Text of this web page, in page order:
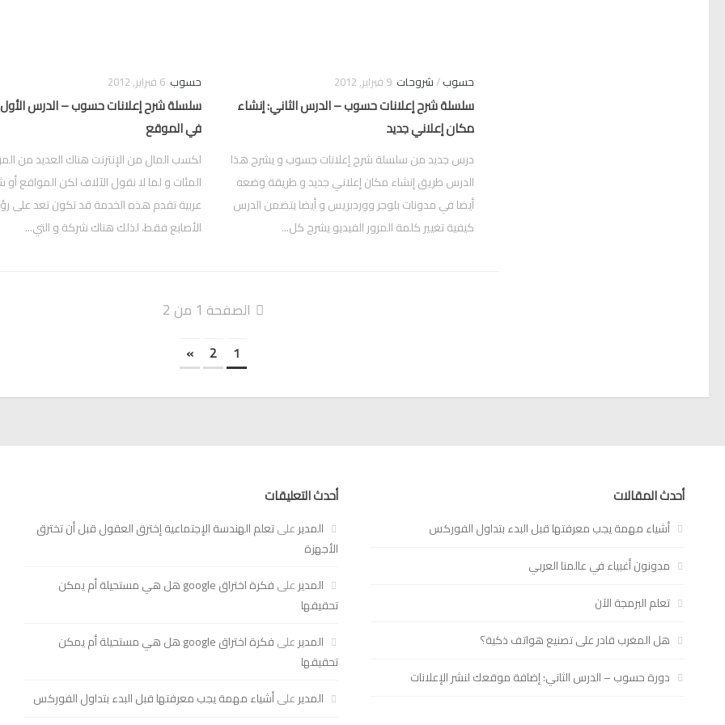
حسوب/شروحات 9 فبراير, 2012
سلسلة شرح إعلانات حسوب – الدرس الثاني: إنشاء
مكان إعلاني جديد
درس جديد من سلسلة شرح إعلانات جسوب و يشرح هذا
الدرس طريق إنشاء مكان إعلاني جديد و طريقة وضعه
أيضا في مدونات بلوجر ووردبريس و أيضا يتضمن الدرس
كيفية تغيير كلمة المرور الفيديو يشرح كل...
حسوب 6 فبراير, 2012
سلسلة شرح إعلانات حسوب – الدرس
في الموقع
لكسب المال من الإنترنت هناك العديد من
المئات و لما لا نقول الآلاف لكن المواقع
عربية تقدم هذه الخدمة قد تكون تعد على
الأصابع فقط، لذلك هناك شركة و التي...
الصفحة 1 من 2
1
2
»
أحدث المقالات
أشياء مهمة يجب معرفتها قبل البدء بتداول الفوركس
مدونون أغبياء في عالمنا العربي
تعلم البرمجة الآن
هل المغرب قادر على تصنيع هواتف ذكية؟
دورة حسوب – الدرس الثاني: إضافة موقعك لنشر الإعلانات
أحدث التعليقات
المديرعلىتعلم الهندسة الإجتماعية إخترق العقول قبل أن تخترق
الأجهزة
المديرعلى
فكرة اختراق google هل هي مستحيلة أم يمكن
تحقيقها
المديرعلى
فكرة اختراق google هل هي مستحيلة أم يمكن
تحقيقها
المديرعلىأشياء مهمة يجب معرفتها قبل البدء بتداول الفوركس